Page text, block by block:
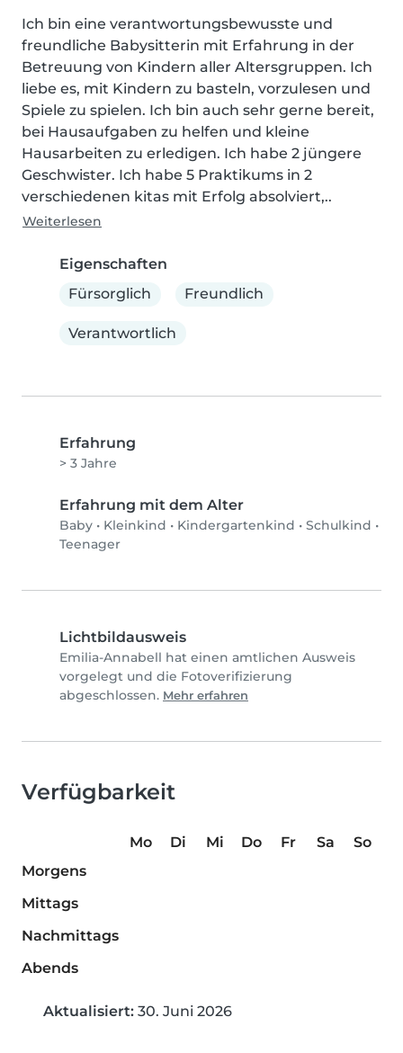
Ich bin eine verantwortungsbewusste und
freundliche Babysitterin mit Erfahrung in der
Betreuung von Kindern aller Altersgruppen. Ich
liebe es, mit Kindern zu basteln, vorzulesen und
Spiele zu spielen. Ich bin auch sehr gerne bereit,
bei Hausaufgaben zu helfen und kleine
Hausarbeiten zu erledigen. Ich habe 2 jüngere
Geschwister. Ich habe 5 Praktikums in 2
verschiedenen kitas mit Erfolg absolviert,..
Weiterlesen
Eigenschaften
Fürsorglich
Freundlich
Verantwortlich
Erfahrung
> 3 Jahre
Erfahrung mit dem Alter
Baby • Kleinkind • Kindergartenkind • Schulkind •
Teenager
Lichtbildausweis
Emilia-Annabell hat einen amtlichen Ausweis
vorgelegt und die Fotoverifizierung
abgeschlossen. Mehr erfahren
Verfügbarkeit
Mo Di Mi Do Fr Sa
So
Morgens
Mittags
Nachmittags
Abends
Aktualisiert: 30. Juni 2026